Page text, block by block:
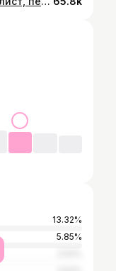
13.32%
5.85%